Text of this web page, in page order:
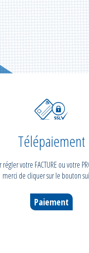
Télépaiement
régler votre FACTURE ou votre
merci de cliquer sur le bouton
Paiement